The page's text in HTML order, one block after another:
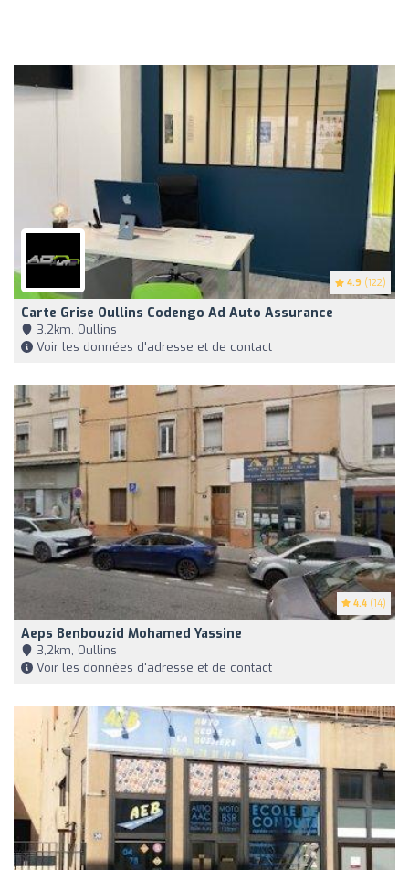
4.9 (122)
Carte Grise Oullins Codengo Ad Auto Assurance
3,2km, Oullins
Voir les données d'adresse et de contact
4.4 (14)
Aeps Benbouzid Mohamed Yassine
3,2km, Oullins
Voir les données d'adresse et de contact